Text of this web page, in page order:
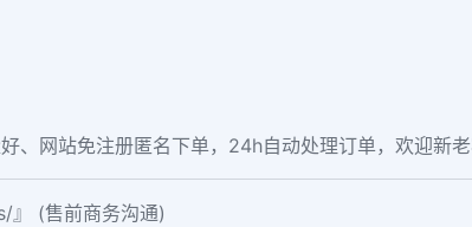
、网站免注册匿名下单，24h自动处理订单，欢迎新老
(售前商务沟通)